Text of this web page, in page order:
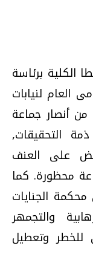
برئاسة
العام لنيابات
شرق طنطا الكلية, تجديد حبس 8 من أنصار جماعة
يوما على ذمة التحقيقات,
على العنف
محظورة. كما
إلى محكمة الجنايات
والتجمهر
للخطر وتعطيل